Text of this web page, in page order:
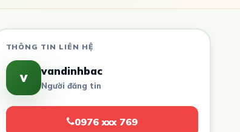
THÔNG TIN LIÊN HỆ
v vandinhbac
Người đăng tin
0976 xxx 769